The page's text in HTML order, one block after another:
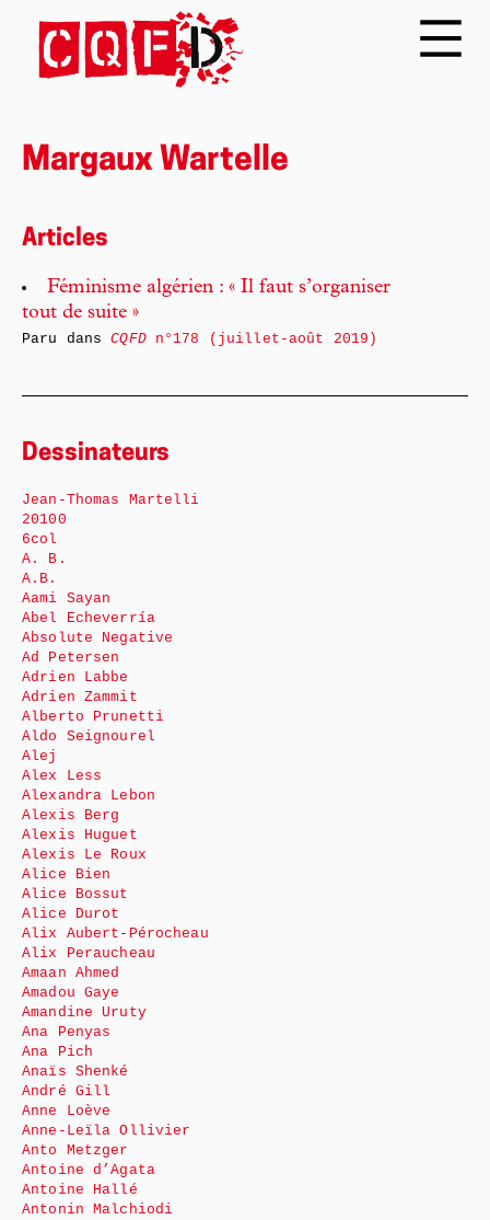
Margaux Wartelle
Articles
Féminisme algérien : « Il faut s’organiser
tout de suite »
Paru dansCQFDn°178 (juillet-août 2019)
Dessinateurs
Jean-Thomas Martelli
20100
6col
A. B.
A.B.
Aami Sayan
Abel Echeverría
Absolute Negative
Ad Petersen
Adrien Labbe
Adrien Zammit
Alberto Prunetti
Aldo Seignourel
Alej
Alex Less
Alexandra Lebon
Alexis Berg
Alexis Huguet
Alexis Le Roux
Alice Bien
Alice Bossut
Alice Durot
Alix Aubert-Pérocheau
Alix Peraucheau
Amaan Ahmed
Amadou Gaye
Amandine Uruty
Ana Penyas
Ana Pich
Anaïs Shenké
André Gill
Anne Loève
Anne-Leïla Ollivier
Anto Metzger
Antoine d’Agata
Antoine Hallé
Antonin Malchiodi